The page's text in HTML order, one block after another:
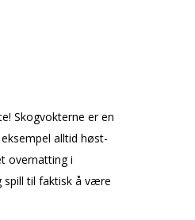
Skogvokterne er en
alltid høst-
overnatting i
spill til faktisk å være